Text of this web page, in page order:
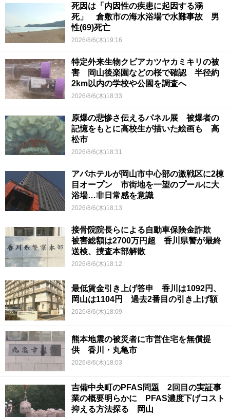
死因は「内因性の疾患に起因する溺
死」 倉敷市の海水浴場で水難事故 男
性(69)死亡
2026/8/6(木)19:16
特定外来生物クビアカツヤカミキリの被
害 岡山後楽園などの桜で確認 半径約
2km以内の学校や公園を調査へ
2026/8/6(木)18:33
原爆の悲惨さ伝えるパネル展 被爆者の
記憶をもとに高校生が描いた絵画も 高
松市
2026/8/6(木)18:31
アパホテルが岡山市中心部の激戦区に2棟
目オープン 市街地を一望のプールに大
浴場…非日常感を意識
2026/8/6(木)18:13
接骨院院長らによる自動車保険金詐欺
被害総額は2700万円超 香川県警が最終
送検、捜査本部解散
2026/8/6(木)18:12
最低賃金引き上げ答申 香川は1092円、
岡山は1104円 過去2番目の引き上げ額
2026/8/6(木)18:09
熊本地震の被災者に市営住宅を無償提
供 香川・丸亀市
2026/8/6(木)18:03
吉備中央町のPFAS問題 2回目の実証事
業の概要明らかに PFAS濃度下げコスト
抑える方法探る 岡山